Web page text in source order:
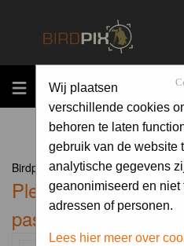
MENU
Wij plaatsen
verschillende cookies
behoren te laten
gebruik van de website
analytische gegevens
geanonimiseerd en niet
adressen of personen.
Lees hier meer over
Birdpix.nl Forum Index
Please enter your
password to log in.